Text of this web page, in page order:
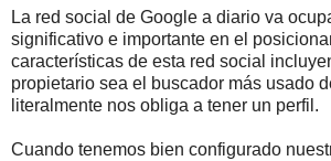
La red social de Google a diario va
significativo e importante en el
características de esta red social
propietario sea el buscador más usado
literalmente nos obliga a tener un perfil.
Cuando tenemos bien configurado